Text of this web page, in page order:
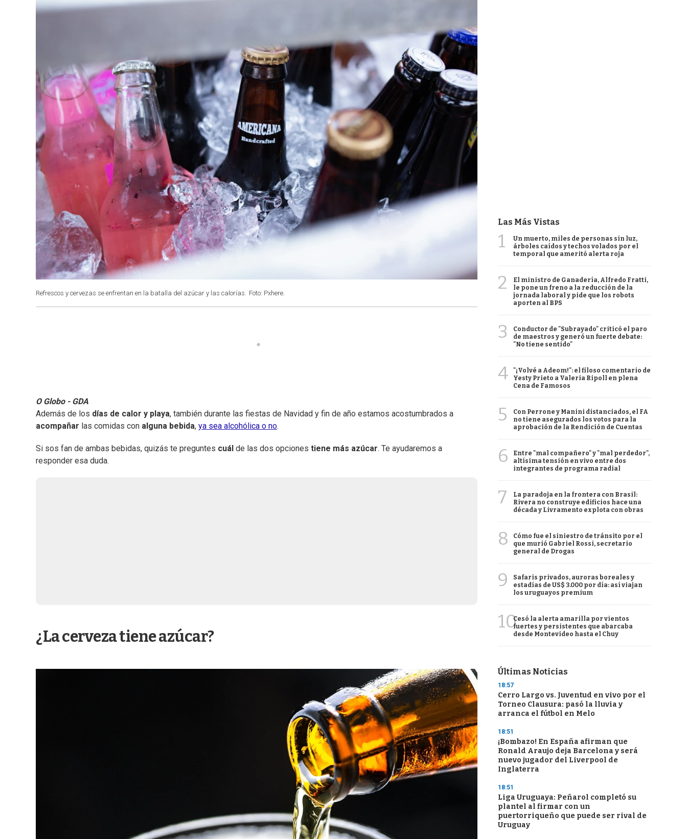
o
p
r
I
Refrescos y cervezas se enfrentan en la batalla del azúcar y las calorías. Foto: Pxhere.
O Globo - GDA
Además de los días de calor y playa, también durante las fiestas de Navidad y fin de año estamos acostumbrados a
acompañar las comidas con alguna bebida, ya sea alcohólica o no.
Si sos fan de ambas bebidas, quizás te preguntes cuál de las dos opciones tiene más azúcar. Te ayudaremos a
responder esa duda.
¿La cerveza tiene azúcar?
Las Más Vistas
1
Un muerto, miles de personas sin luz,
árboles caídos y techos volados por el
temporal que ameritó alerta roja
2
El ministro de Ganadería, Alfredo Fratti,
le pone un freno a la reducción de la
jornada laboral y pide que los robots
aporten al BPS
3
Conductor de "Subrayado" criticó el paro
de maestros y generó un fuerte debate:
"No tiene sentido"
4
"¡Volvé a Adeom!": el filoso comentario de
Yesty Prieto a Valeria Ripoll en plena
Cena de Famosos
5
Con Perrone y Manini distanciados, el FA
no tiene asegurados los votos para la
aprobación de la Rendición de Cuentas
6
Entre "mal compañero" y "mal perdedor",
altísima tensión en vivo entre dos
integrantes de programa radial
7
La paradoja en la frontera con Brasil:
Rivera no construye edificios hace una
década y Livramento explota con obras
8
Cómo fue el siniestro de tránsito por el
que murió Gabriel Rossi, secretario
general de Drogas
9
Safaris privados, auroras boreales y
estadías de US$ 3.000 por día: así viajan
los uruguayos premium
10Cesó la alerta amarilla por vientos
fuertes y persistentes que abarcaba
desde Montevideo hasta el Chuy
Últimas Noticias
18:57
Cerro Largo vs. Juventud en vivo por el
Torneo Clausura: pasó la lluvia y
arranca el fútbol en Melo
18:51
¡Bombazo! En España afirman que
Ronald Araujo deja Barcelona y será
nuevo jugador del Liverpool de
Inglaterra
18:51
Liga Uruguaya: Peñarol completó su
plantel al firmar con un
puertorriqueño que puede ser rival de
Uruguay